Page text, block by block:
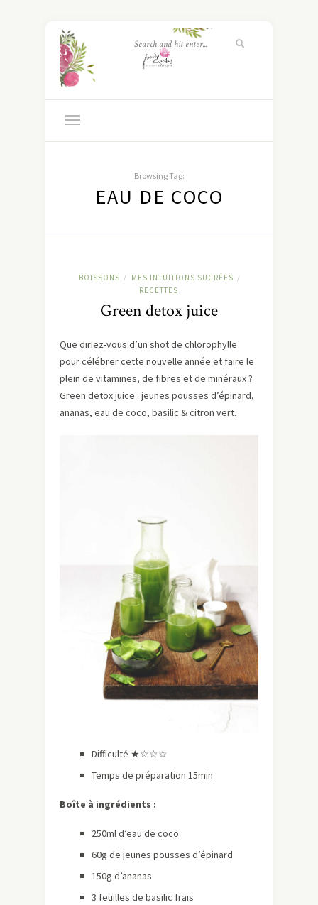
Browsing Tag:
EAU DE COCO
BOISSONS / MES INTUITIONS SUCRÉES /
RECETTES
Green detox juice
Que diriez-vous d’un shot de chlorophylle
pour célébrer cette nouvelle année et faire le
plein de vitamines, de fibres et de minéraux ?
Green detox juice : jeunes pousses d’épinard,
ananas, eau de coco, basilic & citron vert.
Difficulté ★☆☆☆
Temps de préparation 15min
Boîte à ingrédients :
250ml d’eau de coco
60g de jeunes pousses d’épinard
150g d’ananas
3 feuilles de basilic frais